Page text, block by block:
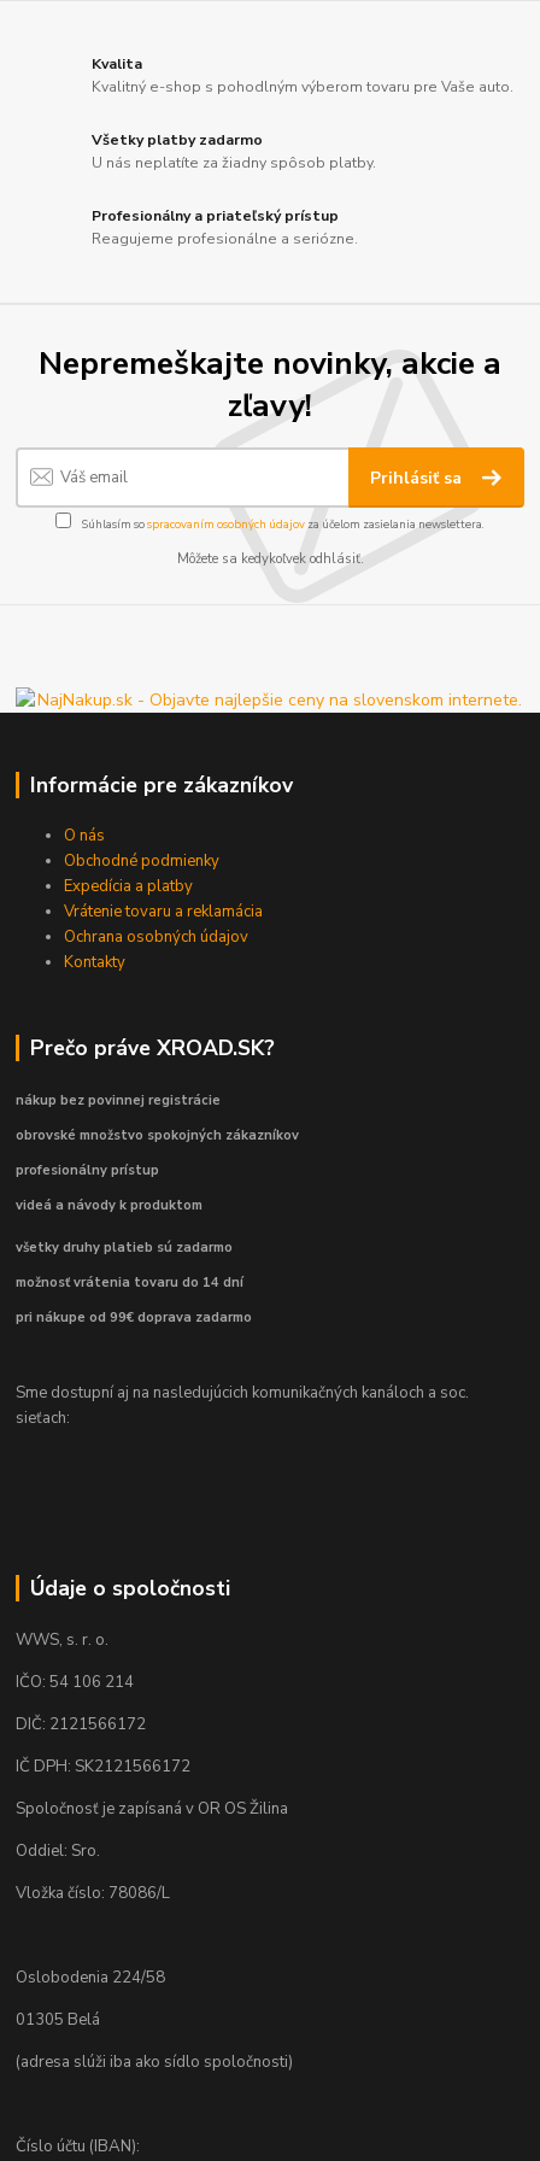
Kvalita
Kvalitný e-shop s pohodlným výberom tovaru pre Vaše auto.
Všetky platby zadarmo
U nás neplatíte za žiadny spôsob platby.
Profesionálny a priateľský prístup
Reagujeme profesionálne a seriózne.
Nepremeškajte novinky, akcie a
zľavy!
Prihlásiť sa
Súhlasím sospracovaním osobných údajov za účelom zasielania newslettera.
Môžete sa kedykoľvek odhlásiť.
Informácie pre zákazníkov
O nás
Obchodné podmienky
Expedícia a platby
Vrátenie tovaru a reklamácia
Ochrana osobných údajov
Kontakty
Prečo práve XROAD.SK?
nákup bez povinnej registrácie
obrovské množstvo spokojných zákazníkov
profesionálny prístup
videá a návody k produktom
všetky druhy platieb sú zadarmo
možnosť vrátenia tovaru do 14 dní
pri nákupe od 99€ doprava zadarmo
Sme dostupní aj na nasledujúcich komunikačných kanáloch a soc.
sieťach:
Údaje o spoločnosti
WWS, s. r. o.
IČO: 54 106 214
DIČ: 2121566172
IČ DPH: SK2121566172
Spoločnosť je zapísaná v OR OS Žilina
Oddiel: Sro.
Vložka číslo: 78086/L
Oslobodenia 224/58
01305 Belá
(adresa slúži iba ako sídlo spoločnosti)
Číslo účtu (IBAN):